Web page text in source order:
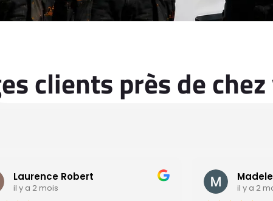
clients près de
Laurence Robert
il y a 2 mois il y a 2